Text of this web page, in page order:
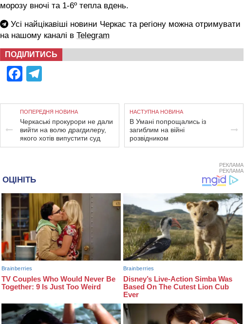
морозу вночі та 1-6º тепла вдень.
Усі найцікавіші новини Черкас та регіону можна отримувати
на нашому каналі в Telegram
ПОДІЛИТИСЬ
Facebook
ПОПЕРЕДНЯ НОВИНА
Черкаські прокурори не дали
вийти на волю драгдилеру,
якого хотів випустити суд
НАСТУПНА НОВИНА
В Умані попрощались із
загиблим на війні
розвідником
РЕКЛАМА
РЕКЛАМА